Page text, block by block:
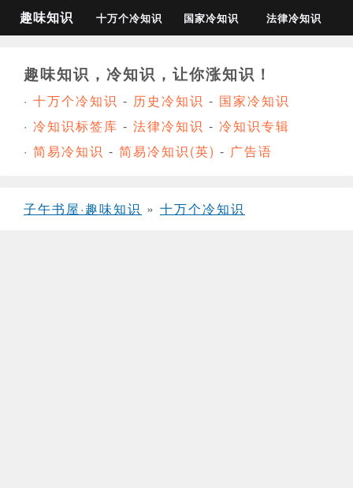
趣味知识 十万个冷知识 国家冷知识 法律冷知识
趣味知识，冷知识，让你涨知识！
· 十万个冷知识 - 历史冷知识 - 国家冷知识
· 冷知识标签库 - 法律冷知识 - 冷知识专辑
· 简易冷知识 - 简易冷知识(英) - 广告语
子午书屋·趣味知识 » 十万个冷知识